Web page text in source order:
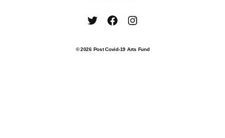
TwitterFacebookInstagram
© 2026 Post Covid-19 Arts Fund